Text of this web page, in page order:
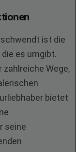
ist die
es umgibt.
zahlreiche Wege,
bietet
seine